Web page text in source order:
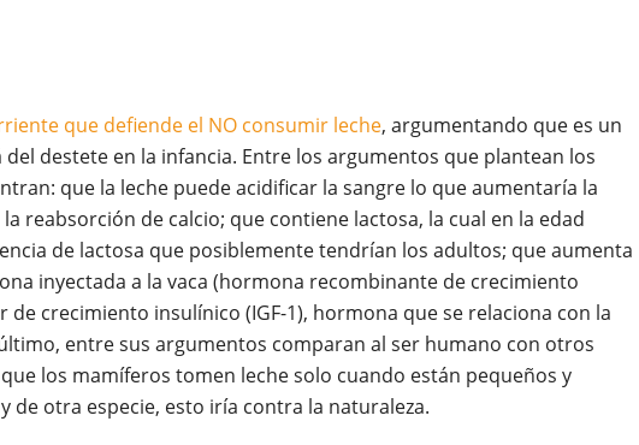
que defiende el NO consumir leche, argumentando que es un
destete en la infancia. Entre los argumentos que plantean los
que la leche puede acidificar la sangre lo que aumentaría la
reabsorción de calcio; que contiene lactosa, la cual en la edad
de lactosa que posiblemente tendrían los adultos; que aumenta
inyectada a la vaca (hormona recombinante de crecimiento
de crecimiento insulínico (IGF-1), hormona que se relaciona con la
entre sus argumentos comparan al ser humano con otros
los mamíferos tomen leche solo cuando están pequeños y
otra especie, esto iría contra la naturaleza.